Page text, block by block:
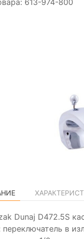
613-974-800
Dunaj D472.5S
переключатель в